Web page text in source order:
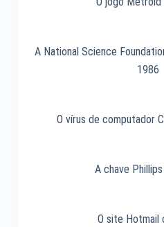
A National Science
1986
O vírus de computador
A chave
O site Hotmail